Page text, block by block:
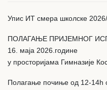
Упис ИТ смера школске
ПОЛАГАЊЕ ПРИЈЕМНОГ
16. маја 2026.године
у просторијама Гимназије
Полагање почиње од 12-14h